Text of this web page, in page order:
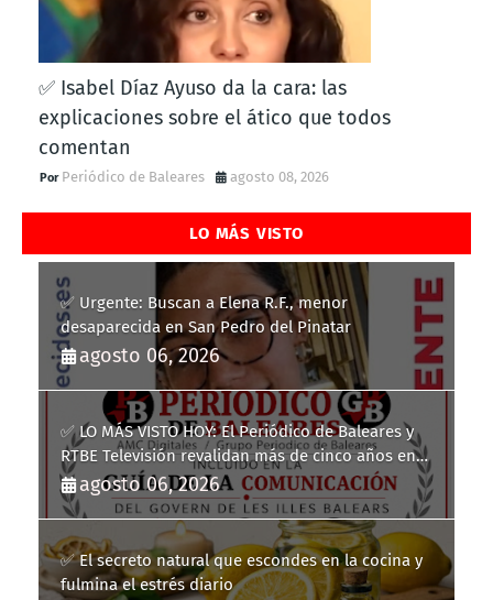
✅ Isabel Díaz Ayuso da la cara: las
explicaciones sobre el ático que todos
comentan
Periódico de Baleares agosto 08, 2026
LO MÁS VISTO
✅ Urgente: Buscan a Elena R.F., menor
desaparecida en San Pedro del Pinatar
agosto 06, 2026
✅ LO MÁS VISTO HOY: El Periódico de Baleares y
RTBE Televisión revalidan más de cinco años en
la Guía de la Comunicación del Govern de les Illes
Balears
agosto 06, 2026
✅ El secreto natural que escondes en la cocina y
fulmina el estrés diario